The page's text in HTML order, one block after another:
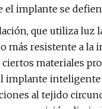
implante se
que utiliza luz
más resistente a la
materiales
implante
al tejido